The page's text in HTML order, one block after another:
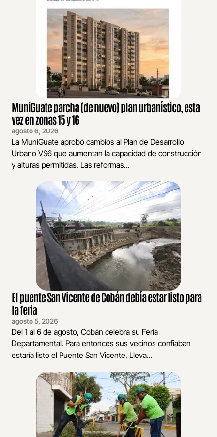
MuniGuate parcha (de nuevo) plan urbanístico, esta
vez en zonas 15 y 16
agosto 6, 2026
La MuniGuate aprobó cambios al Plan de Desarrollo
Urbano VS6 que aumentan la capacidad de construcción
y alturas permitidas. Las reformas...
El puente San Vicente de Cobán debía estar listo para
la feria
agosto 5, 2026
Del 1 al 6 de agosto, Cobán celebra su Feria
Departamental. Para entonces sus vecinos confiaban
estaría listo el Puente San Vicente. Lleva...